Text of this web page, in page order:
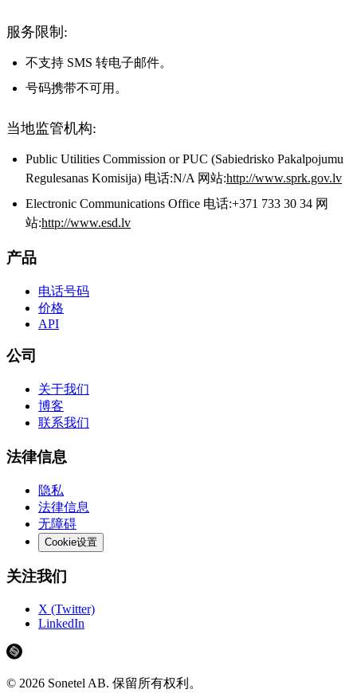
服务限制:
不支持 SMS 转电子邮件。
号码携带不可用。
当地监管机构:
Public Utilities Commission or PUC (Sabiedrisko Pakalpojumu
Regulesanas Komisija) 电话:N/A 网站:http://www.sprk.gov.lv
Electronic Communications Office 电话:+371 733 30 34 网
站:http://www.esd.lv
产品
电话号码
价格
API
公司
关于我们
博客
联系我们
法律信息
隐私
法律信息
无障碍
Cookie设置
关注我们
X (Twitter)
LinkedIn
© 2026 Sonetel AB. 保留所有权利。